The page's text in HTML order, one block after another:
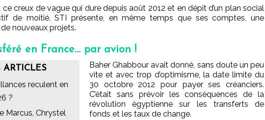
creux de vague qui dure depuis août 2012 et en dépit d’un plan social
de moitié, STI présente, en même temps que ses comptes, une
de nouveaux projets.
en France… par avion !
ARTICLES
reculent en
?
Marcus, Chrystel
Baher Ghabbour avait donné, sans doute un peu
vite et avec trop d’optimisme, la date limite du
30 octobre 2012 pour payer ses créanciers.
C’était sans prévoir les conséquences de la
révolution égyptienne sur les transferts de
fonds et les taux de change.